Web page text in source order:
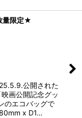
量限定★
公開された
画公開記念グッ
のエコバッグで
x D1…